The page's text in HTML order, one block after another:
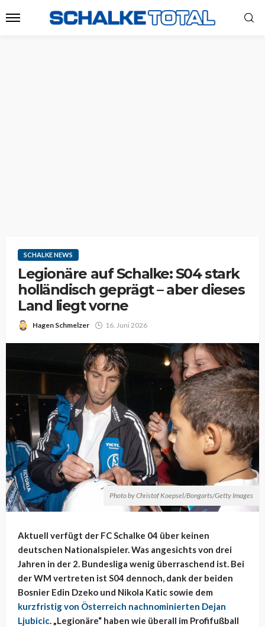
SCHALKE NEWS
Legionäre auf Schalke: S04 stark
holländisch geprägt – aber dieses
Land liegt vorne
Hagen Schmelzer 16. Juni 2026
Photo by Christof Koepsel/Bongarts/Getty Images
Aktuell verfügt der FC Schalke 04 über keinen
deutschen Nationalspieler. Was angesichts von drei
Jahren in der 2. Bundesliga wenig überraschend ist. Bei
der WM vertreten ist S04 dennoch, dank der beiden
Bosnier Edin Dzeko und Nikola Katic sowie dem
kurzfristig von Österreich nachnominierten Dejan
Ljubicic. „Legionäre“ haben wie überall im Profifußball